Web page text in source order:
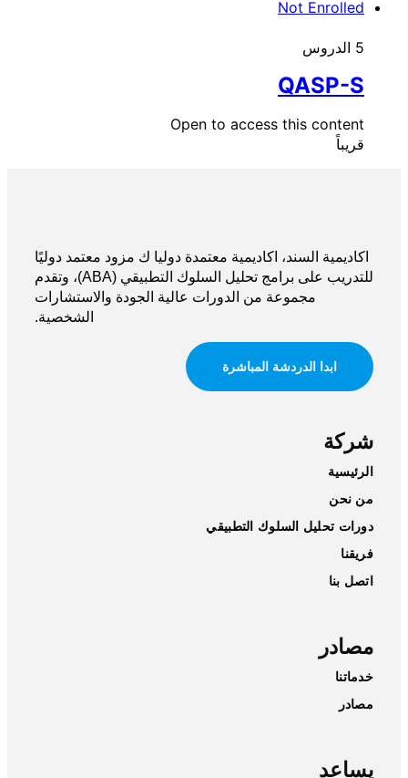
Not Enrolled
5 الدروس
QASP-S
Open to access this content
قريباً
اكاديمية السند، اكاديمية معتمدة دوليا ك مزود معتمد دوليًا
للتدريب على برامج تحليل السلوك التطبيقي (ABA)، وتقدم
مجموعة من الدورات عالية الجودة والاستشارات
الشخصية.
ابدا الدردشة المباشرة
شركة
الرئيسية
من نحن
دورات تحليل السلوك التطبيقي
فريقنا
اتصل بنا
مصادر
خدماتنا
مصادر
يساعد